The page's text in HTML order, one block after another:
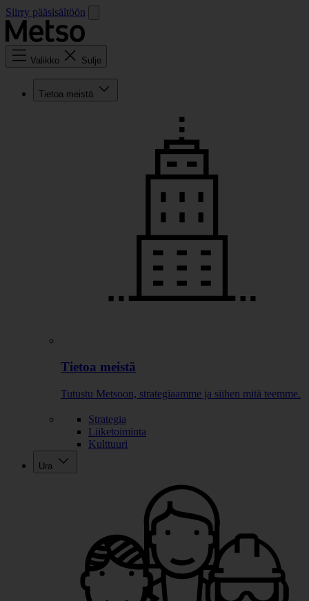
Siirry pääsisältöön
Valikko Sulje
Tietoa meistä
Tietoa meistä
Tutustu Metsoon, strategiaamme ja siihen mitä teemme.
Strategia
Liiketoiminta
Kulttuuri
Ura